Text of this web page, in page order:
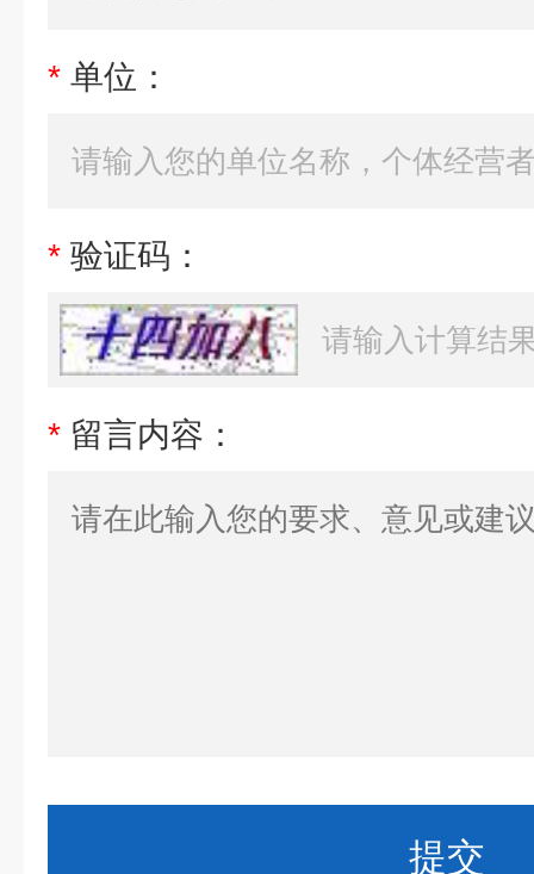
* 单位：
* 验证码：
* 留言内容：